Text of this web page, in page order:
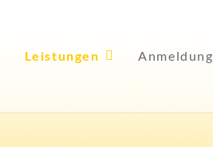
Leistungen Anmeldung